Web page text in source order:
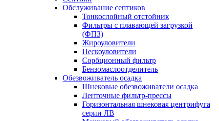
Обслуживание септиков
Тонкослойный отстойник
Фильтры с плавающей загрузкой
(ФПЗ)
Жироуловители
Пескоуловители
Сорбционный фильтр
Бензомаслоотделитель
Обезвоживатель осадка
Шнековые обезвоживатели осадка
Ленточные фильтр-прессы
Горизонтальная шнековая центрифуга
серии ЛВ